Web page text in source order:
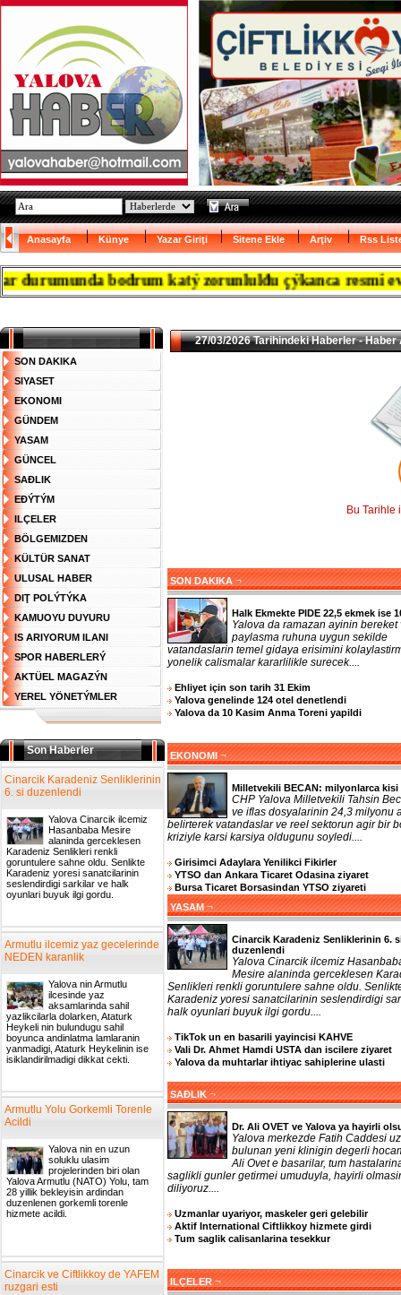
Anasayfa Künye Yazar Giriţi Sitene Ekle Arţiv Rss
bodrum katý zorunlulđu çýkanca resmi
SON DAKIKA
SIYASET
EKONOMI
GÜNDEM
YASAM
GÜNCEL
SAĐLIK
EĐÝTÝM
ILÇELER
BÖLGEMIZDEN
KÜLTÜR SANAT
ULUSAL HABER
DIŢ POLÝTÝKA
KAMUOYU DUYURU
IS ARIYORUM ILANI
SPOR HABERLERÝ
AKTÜEL MAGAZÝN
YEREL YÖNETÝMLER
Son Haberler
Cinarcik Karadeniz Senliklerinin
6. si duzenlendi
Yalova Cinarcik ilcemiz
Hasanbaba Mesire
alaninda gerceklesen
Karadeniz Senlikleri renkli
goruntulere sahne oldu. Senlikte
Karadeniz yoresi sanatcilarinin
seslendirdigi sarkilar ve halk
oyunlari buyuk ilgi gordu.
Armutlu ilcemiz yaz gecelerinde
NEDEN karanlik
Yalova nin Armutlu
ilcesinde yaz
aksamlarinda sahil
yazlikcilarla dolarken, Ataturk
Heykeli nin bulundugu sahil
boyunca andinlatma lamlaranin
yanmadigi, Ataturk Heykelinin ise
isiklandirilmadigi dikkat cekti.
Armutlu Yolu Gorkemli Torenle
Acildi
Yalova nin en uzun
soluklu ulasim
projelerinden biri olan
Yalova Armutlu (NATO) Yolu, tam
28 yillik bekleyisin ardindan
duzenlenen gorkemli torenle
hizmete acildi.
Cinarcik ve Ciftlikkoy de YAFEM
ruzgari esti
27/03/2026 Tarihindeki Haberler - Haber
Bu Tarihle
SON DAKIKA ¬
Halk Ekmekte PIDE 22,5 ekmek ise
Yalova da ramazan ayinin bereket
paylasma ruhuna uygun sekilde
vatandaslarin temel gidaya erisimini
yonelik calismalar kararlilikle surecek....
Ehliyet için son tarih 31 Ekim
Yalova genelinde 124 otel denetlendi
Yalova da 10 Kasim Anma Toreni yapildi
EKONOMI ¬
Milletvekili BECAN: milyonlarca kisi
CHP Yalova Milletvekili Tahsin
ve iflas dosyalarinin 24,3 milyonu
belirterek vatandaslar ve reel sektorun agir bir
kriziyle karsi karsiya oldugunu soyledi....
Girisimci Adaylara Yenilikci Fikirler
YTSO dan Ankara Ticaret Odasina ziyaret
Bursa Ticaret Borsasindan YTSO ziyareti
YASAM ¬
Cinarcik Karadeniz Senliklerinin 6.
duzenlendi
Yalova Cinarcik ilcemiz
Mesire alaninda gerceklesen
Senlikleri renkli goruntulere sahne oldu.
Karadeniz yoresi sanatcilarinin seslendirdigi
halk oyunlari buyuk ilgi gordu....
TikTok un en basarili yayincisi KAHVE
Vali Dr. Ahmet Hamdi USTA dan iscilere ziyaret
Yalova da muhtarlar ihtiyac sahiplerine ulasti
SAĐLIK ¬
Dr. Ali OVET ve Yalova ya hayirli
Yalova merkezde Fatih Caddesi
bulunan yeni klinigin degerli
Ali Ovet e basarilar, tum
saglikli gunler getirmei umuduyla, hayirli
diliyoruz....
Uzmanlar uyariyor, maskeler geri gelebilir
Aktif International Ciftlikkoy hizmete girdi
Tum saglik calisanlarina tesekkur
ILÇELER ¬